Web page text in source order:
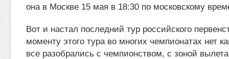
она в Москве 15 мая в 18:30 по московскому
Вот и настал последний тур российского
моменту этого тура во многих чемпионатах нет
все разобрались с чемпионством, с зоной